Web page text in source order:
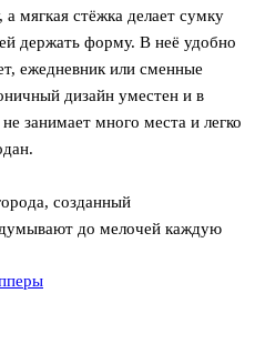
мягкая стёжка делает сумку
держать форму. В неё удобно
ежедневник или сменные
дизайн уместен и в
занимает много места и легко
созданный
до мелочей каждую